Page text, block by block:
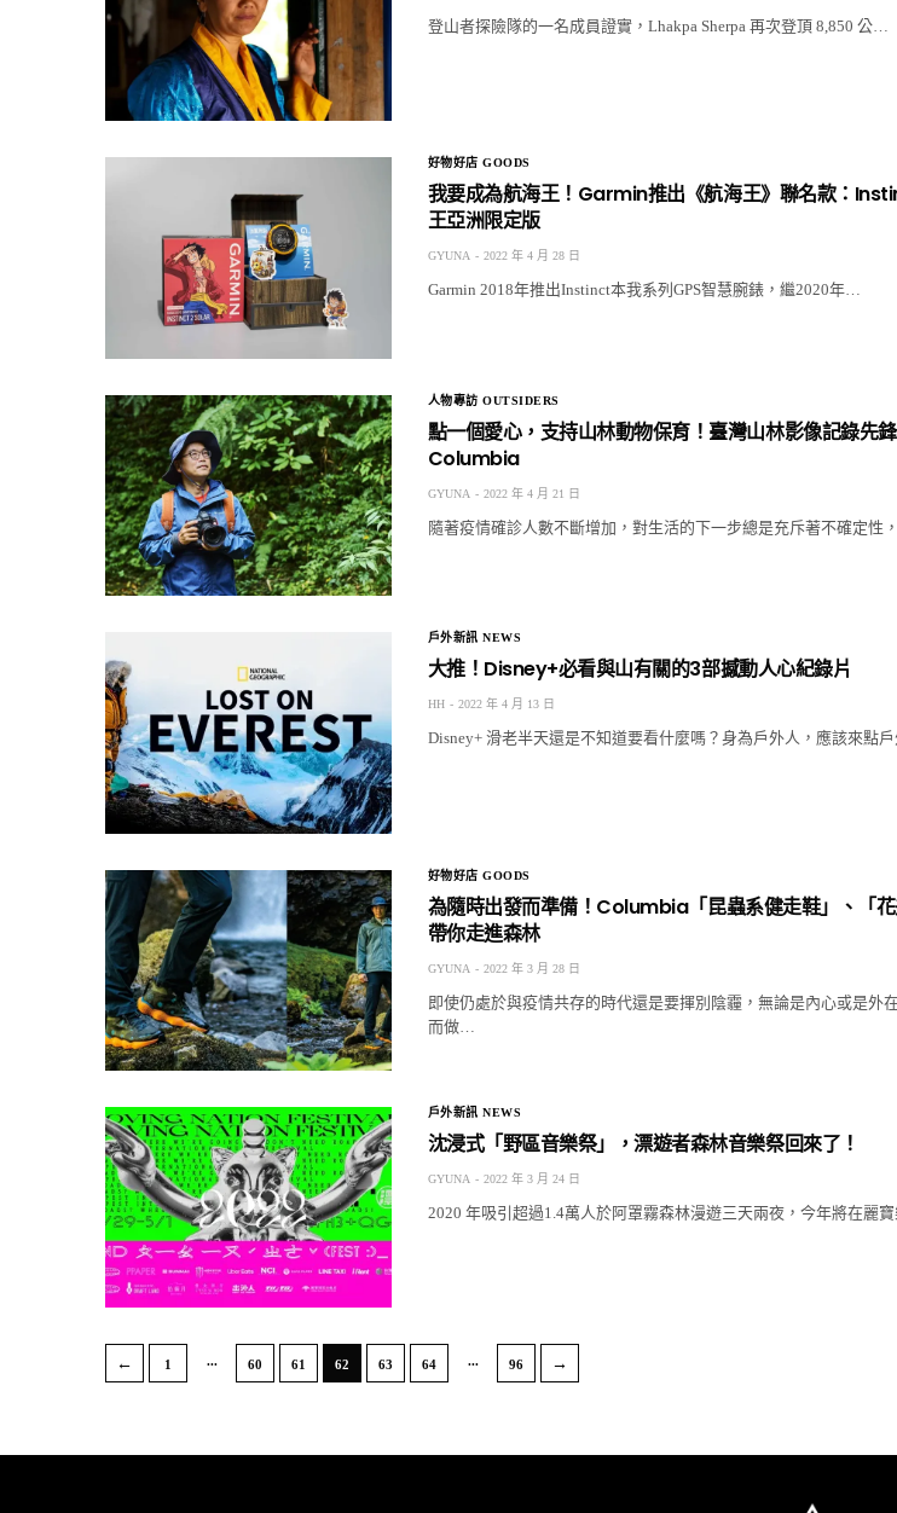
登山者探險隊的一名成員證實，Lhakpa Sherpa 再次登頂 8,850 公…
好物好店 GOODS
我要成為航海王！Garmin推出《航海王》聯名款：
王亞洲限定版
GYUNA 2022 年 4 月 28 日
Garmin 2018年推出Instinct本我系列GPS智慧腕錶，繼2020年…
人物專訪 OUTSIDERS
點一個愛心，支持山林動物保育！臺灣山林影像記錄先
Columbia
GYUNA 2022 年 4 月 21 日
隨著疫情確診人數不斷增加，對生活的下一步總是充斥著不確定性
戶外新訊 NEWS
大推！Disney+必看與山有關的3部撼動人心紀錄片
HH 2022 年 4 月 13 日
Disney+ 滑老半天還是不知道要看什麼嗎？身為戶外人，應該來點
好物好店 GOODS
為隨時出發而準備！Columbia「昆蟲系健走鞋」、「花
帶你走進森林
GYUNA 2022 年 3 月 28 日
即使仍處於與疫情共存的時代還是要揮別陰霾，無論是內心或是外
而做…
戶外新訊 NEWS
沈浸式「野區音樂祭」，漂遊者森林音樂祭回來了！
GYUNA 2022 年 3 月 24 日
2020 年吸引超過1.4萬人於阿罩霧森林漫遊三天兩夜，今年將在麗
← 1 ... 60 61 62 63 64 ... 96 →